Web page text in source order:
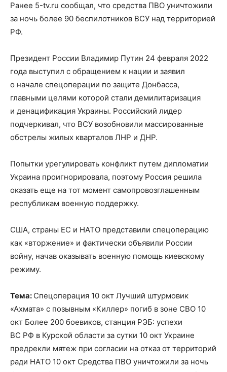
Ранее 5-tv.ru сообщал, что средства ПВО уничтожили
за ночь более 90 беспилотников ВСУ над территорией
РФ.
Президент России Владимир Путин 24 февраля 2022
года выступил с обращением к нации и заявил
о начале спецоперации по защите Донбасса,
главными целями которой стали демилитаризация
и денацификация Украины. Российский лидер
подчеркивал, что ВСУ возобновили массированные
обстрелы жилых кварталов ЛНР и ДНР.
Попытки урегулировать конфликт путем дипломатии
Украина проигнорировала, поэтому Россия решила
оказать еще на тот момент самопровозглашенным
республикам военную поддержку.
США, страны ЕС и НАТО представили спецоперацию
как «вторжение» и фактически объявили России
войну, начав оказывать военную помощь киевскому
режиму.
Тема: Спецоперация 10 окт Лучший штурмовик
«Ахмата» с позывным «Киллер» погиб в зоне СВО 10
окт Более 200 боевиков, станция РЭБ: успехи
ВС РФ в Курской области за сутки 10 окт Украине
предрекли мятеж при согласии на отказ от территорий
ради НАТО 10 окт Средства ПВО уничтожили за ночь